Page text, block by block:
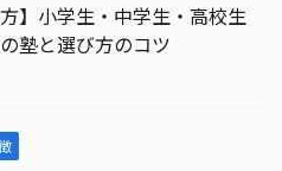
方】小学生・中学生・高校生
塾と選び方のコツ